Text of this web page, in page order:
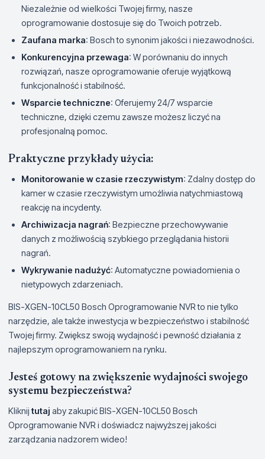
Niezależnie od wielkości Twojej firmy, nasze
oprogramowanie dostosuje się do Twoich potrzeb.
Zaufana marka: Bosch to synonim jakości i niezawodności.
Konkurencyjna przewaga: W porównaniu do innych
rozwiązań, nasze oprogramowanie oferuje wyjątkową
funkcjonalność i stabilność.
Wsparcie techniczne: Oferujemy 24/7 wsparcie
techniczne, dzięki czemu zawsze możesz liczyć na
profesjonalną pomoc.
Praktyczne przykłady użycia:
Monitorowanie w czasie rzeczywistym: Zdalny dostęp do
kamer w czasie rzeczywistym umożliwia natychmiastową
reakcję na incydenty.
Archiwizacja nagrań: Bezpieczne przechowywanie
danych z możliwością szybkiego przeglądania historii
nagrań.
Wykrywanie nadużyć: Automatyczne powiadomienia o
nietypowych zdarzeniach.
BIS-XGEN-10CL50 Bosch Oprogramowanie NVR to nie tylko
narzędzie, ale także inwestycja w bezpieczeństwo i stabilność
Twojej firmy. Zwiększ swoją wydajność i pewność działania z
najlepszym oprogramowaniem na rynku.
Jesteś gotowy na zwiększenie wydajności swojego
systemu bezpieczeństwa?
Kliknijtutaj aby zakupić BIS-XGEN-10CL50 Bosch
Oprogramowanie NVR i doświadcz najwyższej jakości
zarządzania nadzorem wideo!